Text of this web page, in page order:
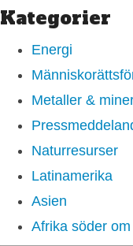
Kategorier
Energi
Metaller &
Naturresurser
Latinamerika
Asien
Afrika söder